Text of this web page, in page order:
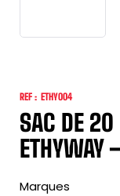
REF : ETHY004
SAC DE 20
ETHYWAY
Marques